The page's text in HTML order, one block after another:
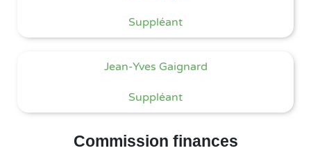
Suppléant
Jean-Yves Gaignard
Suppléant
Commission finances